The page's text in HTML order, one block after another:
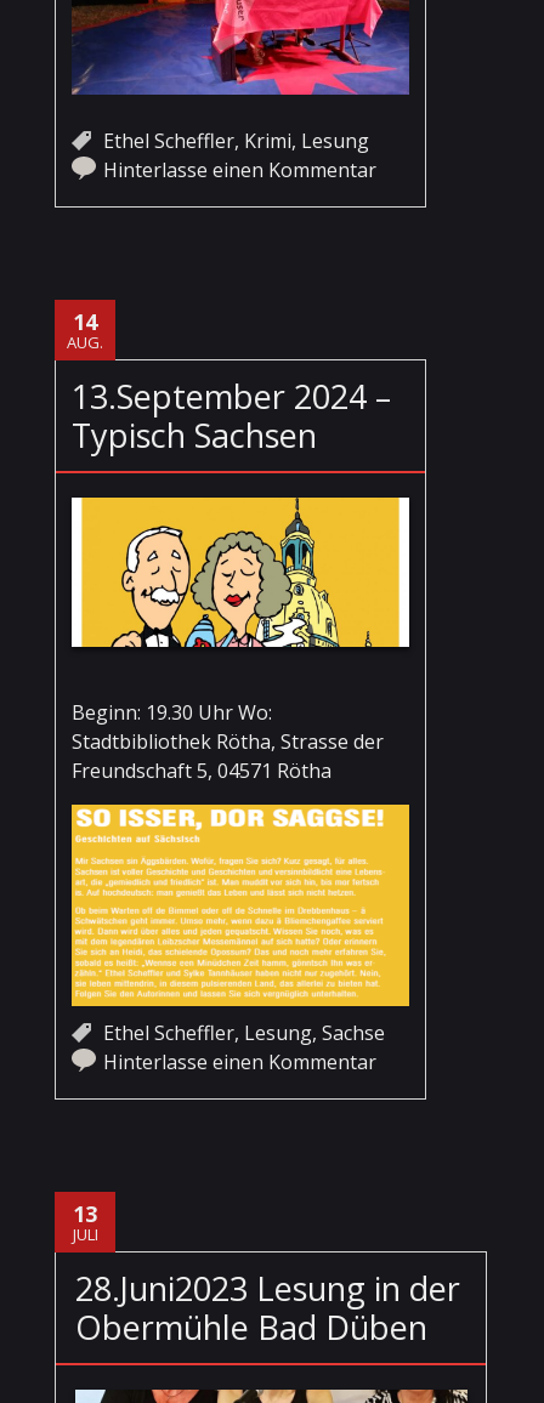
Ethel Scheffler, Krimi, Lesung
Hinterlasse einen Kommentar
14
AUG.
13.September 2024 –
Typisch Sachsen
Beginn: 19.30 Uhr Wo:
Stadtbibliothek Rötha, Strasse der
Freundschaft 5, 04571 Rötha
Ethel Scheffler, Lesung,Sachse
Hinterlasse einen Kommentar
13
JULI
28.Juni2023 Lesung in der
Obermühle Bad Düben